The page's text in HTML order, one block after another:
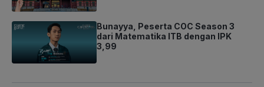
Bunayya, Peserta COC Season 3
dari Matematika ITB dengan IPK
3,99